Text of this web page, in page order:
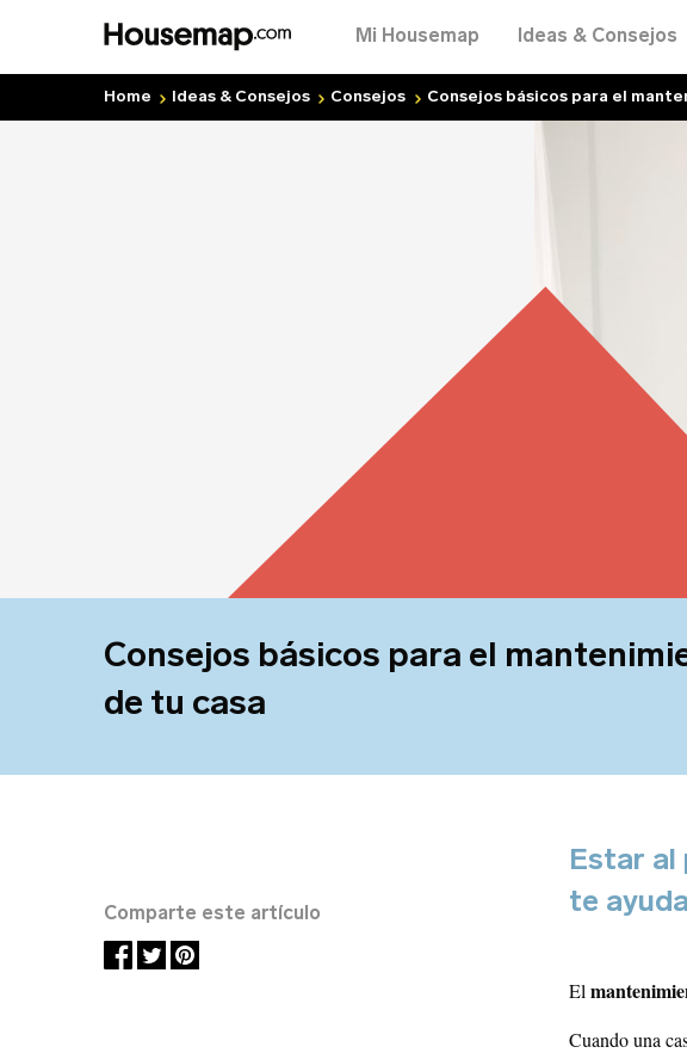
Mi Housemap Ideas & Consejos
Home Ideas & Consejos Consejos Consejos básicos para el
Consejos básicos para el
de tu casa
Comparte este artículo
Estar al
te
El
Cuando una
Correo Electrónico
Nombre del negocio